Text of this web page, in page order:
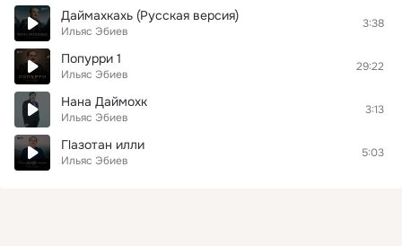
Даймахкахь (Русская версия)
Ильяс Эбиев
3:38
Попурри 1
Ильяс Эбиев
29:22
Нана Даймохк
Ильяс Эбиев
3:13
Гlазотан илли
Ильяс Эбиев
5:03